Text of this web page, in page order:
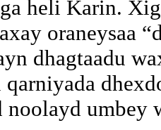
heli Karin.
oraneysaa
dhagtaadu
noolayd umbey